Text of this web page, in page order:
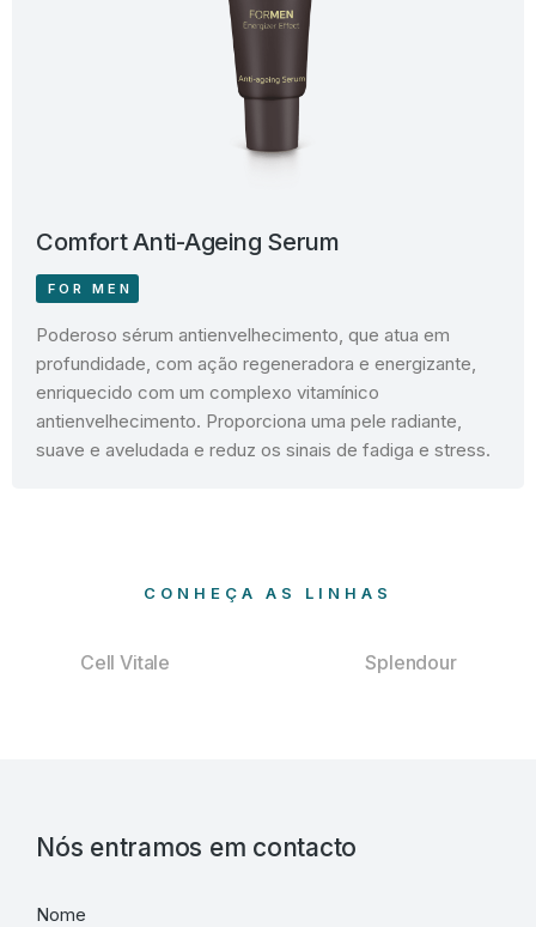
Comfort Anti-Ageing Serum
FOR MEN
Poderoso sérum antienvelhecimento, que atua em
profundidade, com ação regeneradora e energizante,
enriquecido com um complexo vitamínico
antienvelhecimento. Proporciona uma pele radiante,
suave e aveludada e reduz os sinais de fadiga e stress.
CONHEÇA AS LINHAS
Cell Vitale Splendour
Nós entramos em contacto
Nome